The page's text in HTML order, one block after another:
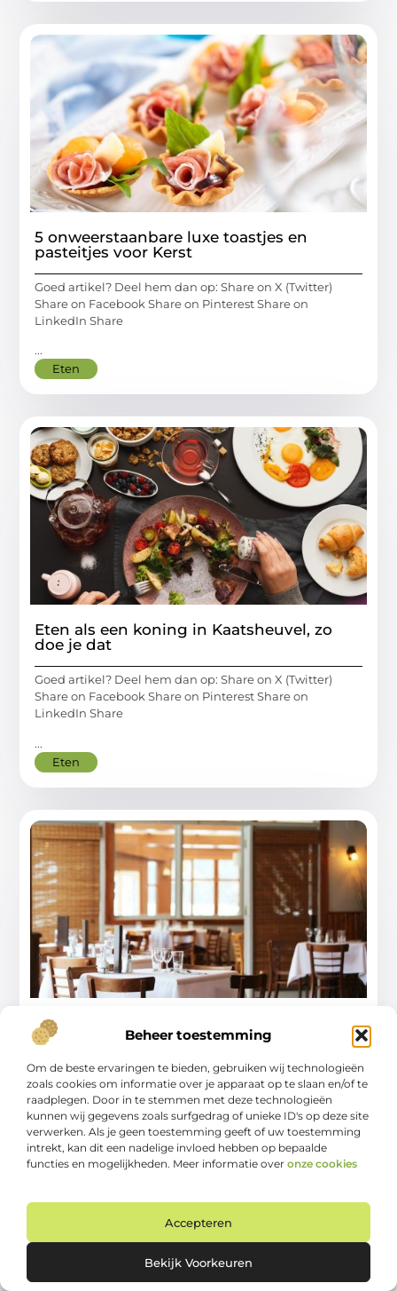
Beheer toestemming
Om de beste ervaringen te bieden, gebruiken wij technologieën
zoals cookies om informatie over je apparaat op te slaan en/of te
raadplegen. Door in te stemmen met deze technologieën
kunnen wij gegevens zoals surfgedrag of unieke ID's op deze site
verwerken. Als je geen toestemming geeft of uw toestemming
intrekt, kan dit een nadelige invloed hebben op bepaalde
functies en mogelijkheden. Meer informatie over onze cookies
Accepteren
Bekijk Voorkeuren
5 onweerstaanbare luxe toastjes en
pasteitjes voor Kerst
Goed artikel? Deel hem dan op: Share on X (Twitter)
Share on Facebook Share on Pinterest Share on
LinkedIn Share
...
Eten
Eten als een koning in Kaatsheuvel, zo
doe je dat
Goed artikel? Deel hem dan op: Share on X (Twitter)
Share on Facebook Share on Pinterest Share on
LinkedIn Share
...
Eten
Restaurantontwerp en sfeer
Share on Facebook Share on Pinterest Share on
LinkedIn Share
...
Eten